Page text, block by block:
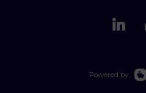
Powered by